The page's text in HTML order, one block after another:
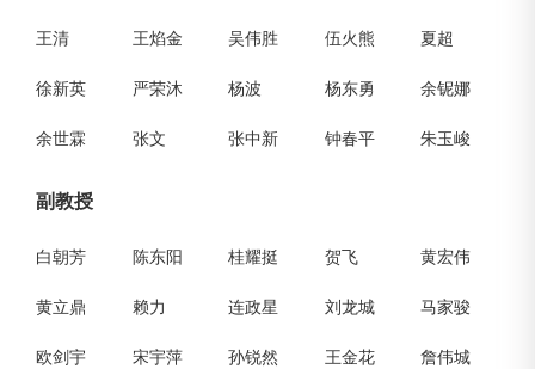
王清 王焰金 吴伟胜 伍火熊 夏超
徐新英 严荣沐 杨波 杨东勇 余铌娜
余世霖 张文 张中新 钟春平 朱玉峻
副教授
白朝芳 陈东阳 桂耀挺 贺飞 黄宏伟
黄立鼎 赖力 连政星 刘龙城 马家骏
欧剑宇 宋宇萍 孙锐然 王金花 詹伟城